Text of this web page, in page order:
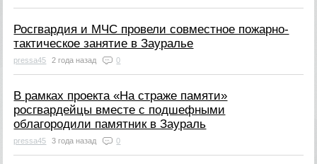
Росгвардия и МЧС провели совместное пожарно-
тактическое занятие в Зауралье
pressa45 2 года назад 0
В рамках проекта «На страже памяти»
росгвардейцы вместе с подшефными
облагородили памятник в Заураль
pressa45 3 года назад 0